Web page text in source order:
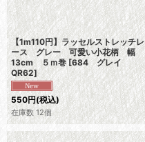
【1m110円】ラッセルストレッチレ
ース グレー 可愛い小花柄 幅
13cm ５ｍ巻 [684 グレイ
QR62]
550円(税込)
在庫数 12個